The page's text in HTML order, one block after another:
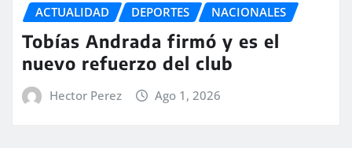
ACTUALIDAD DEPORTES NACIONALES
Tobías Andrada firmó y es el
nuevo refuerzo del club
Hector Perez Ago 1, 2026